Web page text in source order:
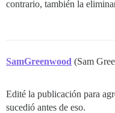
contrario, también la
SamGreenwood (Sam
Edité la publicación para
sucedió antes de eso.